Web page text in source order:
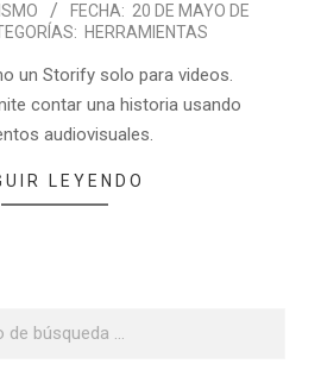
FECHA: 20 DE MAYO DE
HERRAMIENTAS
un Storify solo para videos.
contar una historia usando
audiovisuales.
LEYENDO